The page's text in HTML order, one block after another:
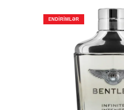
ENDIRIMLƏR